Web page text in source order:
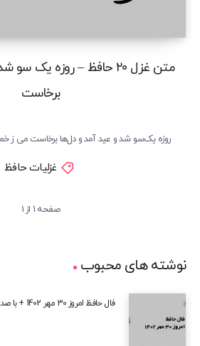
متن غزل ۲۰ حافظ – روزه
برخاست
روزه یک‌سو شد و عید آمد و دل‌ها برخاست می ز
غزلیات حافظ
صفحه 1 از 1
نوشته های محبوب
فال حافظ امروز 30 مهر 1402 + با صدای دلنشین فریدون فرح‌اندوز